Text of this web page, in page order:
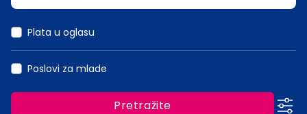
Plata u oglasu
Poslovi za mlade
Pretražite